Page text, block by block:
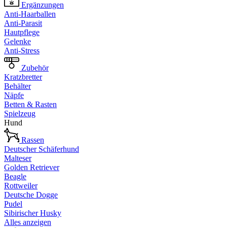
Ergänzungen
Anti-Haarballen
Anti-Parasit
Hautpflege
Gelenke
Anti-Stress
Zubehör
Kratzbretter
Behälter
Näpfe
Betten & Rasten
Spielzeug
Hund
Rassen
Deutscher Schäferhund
Malteser
Golden Retriever
Beagle
Rottweiler
Deutsche Dogge
Pudel
Sibirischer Husky
Alles anzeigen